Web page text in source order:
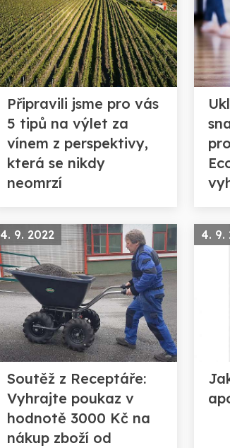
Připravili jsme pro vás
5 tipů na výlet za
vínem z perspektivy,
která se nikdy
neomrzí
4. 9. 2022
Soutěž z Receptáře:
Vyhrajte poukaz v
hodnotě 3000 Kč na
nákup zboží od
4. 9.